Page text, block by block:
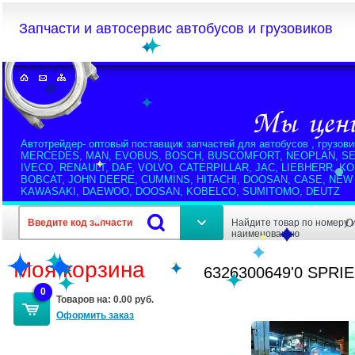
Запчасти и автосервис автобусов и грузовиков
Автотрейдер- оптовый поставщик запчастей для автобусов ,
MERCEDES, MAN, EVOBUS, BOSCH, BUSCOMFORT, NEOPLAN,
IVECO, RENAULT, DAF, VOLVO, CATERPILLAR, JAC, LIEBHERR,
BOBCAT, JOHN DEERE, CUMMINS, HITACHI, DOOSAN, CASE, NEW
KAWASAKI, DAEWOO, DOOSAN, KOBELCO, SUMITOMO, DEUTZ
Найдите товар по номеру и
наименованию
О
Моя корзина
0
Товаров на: 0.00 руб.
Оформить заказ
6326300649'0